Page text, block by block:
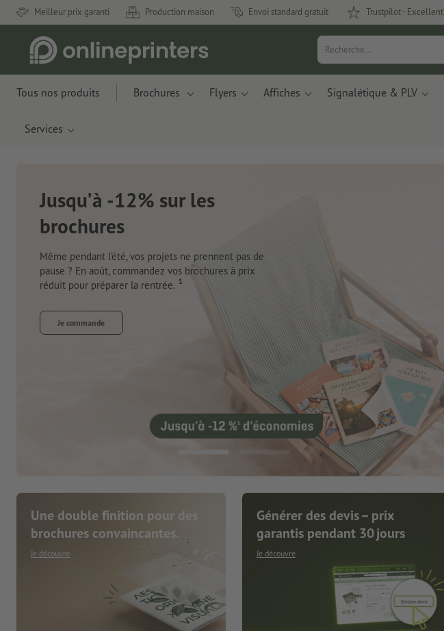
Meilleur prix garanti Production maison Envoi standard gratuit Trustpilot - Excellent
Tous nos produits Brochures Flyers Affiches Signalétique & PLV
Services
Nouveau : Carnets de notes
Des matériaux innovants à base de résidus de
Je commande
Une double finition pour des
brochures convaincantes.
Je découvre
Générer des devis – prix
garantis pendant 30 jours
Je découvre